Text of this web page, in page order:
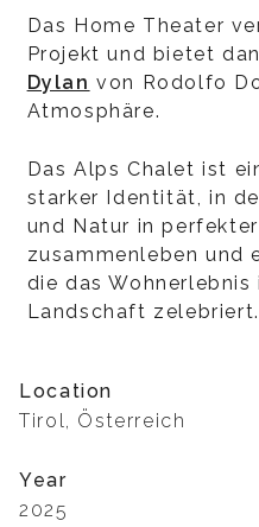
Das Home Theater
Projekt und bietet
Dylan von Rodolfo
Atmosphäre.
Das Alps Chalet ist
starker Identität, in
und Natur in
zusammenleben und
die das
Landschaft zelebriert.
Location
Tirol, Österreich
Year
2025